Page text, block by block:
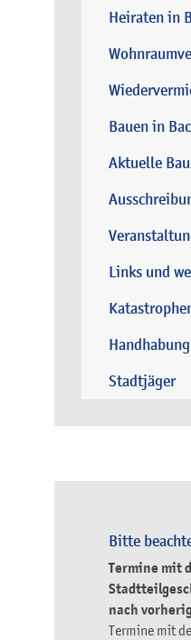
Heiraten in
Bauen in
Aktuelle
Links und
Stadtjäger
Bitte
Termine mit
nach
Termine mit